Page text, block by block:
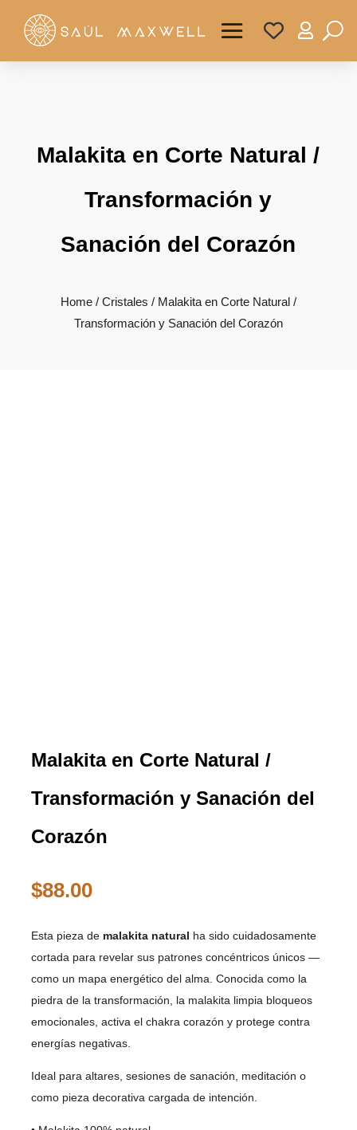

Malakita en Corte Natural /
Transformación y
Sanación del Corazón
Home/ Cristales / Malakita en Corte Natural /
Transformación y Sanación del Corazón
Malakita en Corte Natural /
Transformación y Sanación del
Corazón
$88.00
Esta pieza de malakita natural ha sido cuidadosamente
cortada para revelar sus patrones concéntricos únicos —
como un mapa energético del alma. Conocida como la
piedra de la transformación, la malakita limpia bloqueos
emocionales, activa el chakra corazón y protege contra
energías negativas.
Ideal para altares, sesiones de sanación, meditación o
como pieza decorativa cargada de intención.